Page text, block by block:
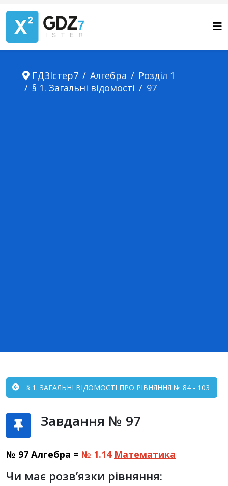
ГДЗІстер7 Алгебра
Розділ 1
§ 1. Загальні відомості
97
§ 1. ЗАГАЛЬНІ ВІДОМОСТІ ПРО РІВНЯННЯ № 84 - 103
Завдання № 97
№ 97 Алгебра = № 1.14 Математика
Чи має розв’язки рівняння: